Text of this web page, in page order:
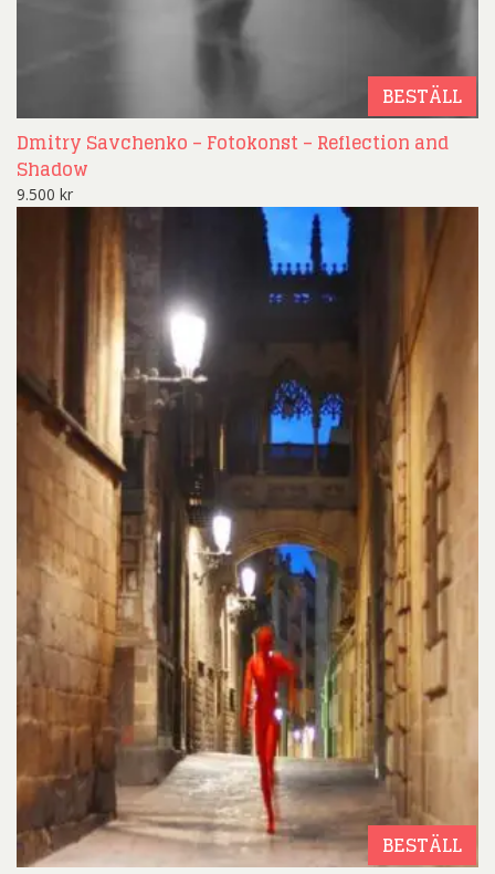
BESTÄLL
Dmitry Savchenko – Fotokonst – Reflection and
Shadow
9.500 kr
BESTÄLL